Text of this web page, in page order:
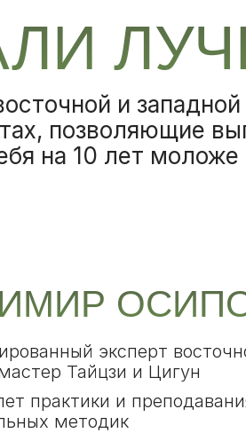
эксперт
Тайцзи и Цигун
практики и
методик
и
позволяющие
на 10 лет моложе